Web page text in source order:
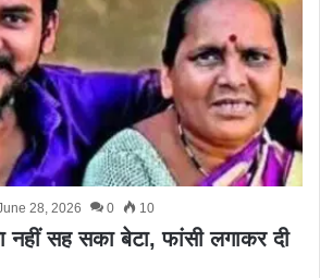
28, 2026 0 10
नहीं सह सका बेटा, फांसी लगाकर दी